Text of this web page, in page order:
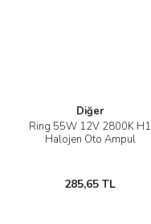
Diğer
Ring 55W 12V 2800K H1
Halojen Oto Ampul
285,65 TL